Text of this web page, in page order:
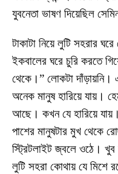
যুবনেতা ভাষণ দিয়েছিল
টাকাটা নিয়ে লুটি সহরার
ইকবালের ঘরে চুরি করতে
থেকে।” লোকটা দাঁড়ায়নি।
অনেক মানুষ হারিয়ে যায়।
আছে। কখন যে হারিয়ে
পাশের মানুষটার মুখ থেকে
স্ট্রিটলাইট জ্বলে ওঠে।
লুটি সহরা কোথায় যে মিশে